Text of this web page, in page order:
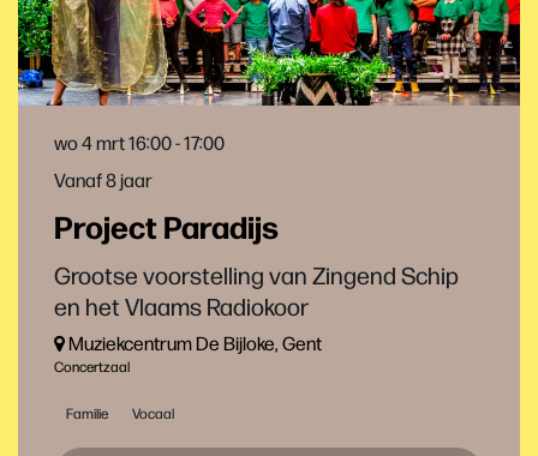
Project Paradijs
Grootse voorstelling van Zingend Schip
en het Vlaams Radiokoor
Vanaf 8 jaar
wo 4 mrt16:00 - 17:00
Muziekcentrum De Bijloke, Gent
Concertzaal
Familie Vocaal